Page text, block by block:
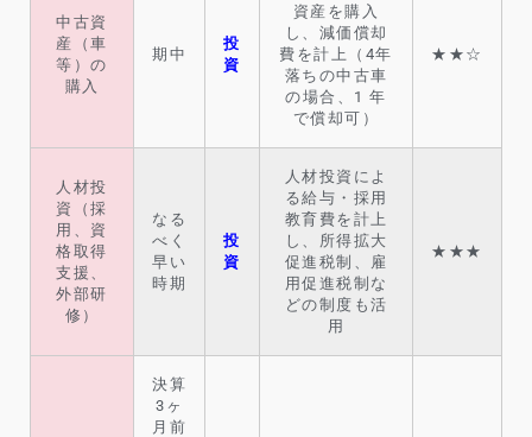
中古資
産（車
等）の
購入
期中
投
資
資産を購入
し、減価償却
費を計上（4年
落ちの中古車
の場合、1 年
で償却可）
★★☆
人材投
資（採
用、資
格取得
支援、
外部研
修）
なる
べく
早い
時期
投
資
人材投資によ
る給与・採用
教育費を計上
し、所得拡大
促進税制、雇
用促進税制な
どの制度も活
用
★★★
決算
3ヶ
月前